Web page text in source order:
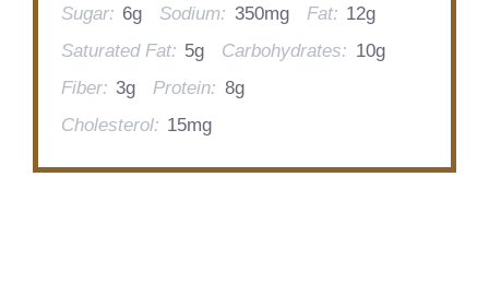
Sugar: 6g Sodium: 350mg Fat: 12g
Saturated Fat: 5g Carbohydrates: 10g
Fiber: 3g Protein: 8g
Cholesterol: 15mg